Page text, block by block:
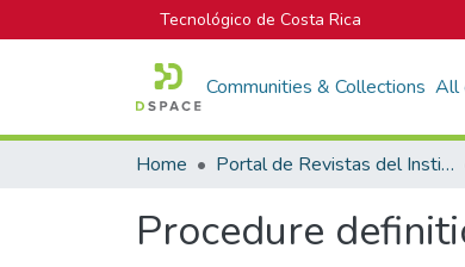
Tecnológico de Costa Rica
Communities & Collections All
Home Portal de Revistas del Instituto Tecnológico de Costa Rica
Procedure